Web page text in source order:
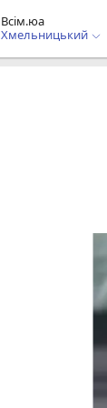
Всім.юа
Хмельницький